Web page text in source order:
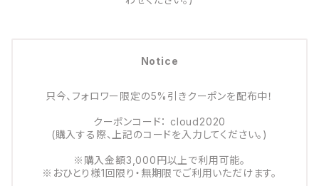
Notice
只今、フォロワー限定の5%引きクーポンを配布中！
クーポンコード： cloud2020
(購入する際、上記のコードを入力してください。)
※購入金額3,000円以上で利用可能。
※おひとり様1回限り・無期限でご利用いただけます。